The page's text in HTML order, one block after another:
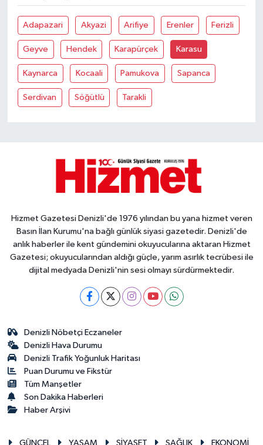
Adapazari Akyazi Arifiye Erenler Ferizli
Geyve Hendek Karapürçek Karasu
Kaynarca Kocaali Pamukova Sapanca
Serdivan Söğütlü Tarakli
Hizmet Gazetesi Denizli'de 1976 yılından bu yana hizmet veren
Basın İlan Kurumu'na bağlı günlük siyasi gazetedir. Denizli'de
anlık haberler ile kent gündemini okuyucularına aktaran Hizmet
Gazetesi; okuyucularından aldığı güçle, yarım asırlık tecrübesi ile
dijital medyada Denizli'nin sesi olmayı sürdürmektedir.
Denizli Nöbetçi Eczaneler
Denizli Hava Durumu
Denizli Trafik Yoğunluk Haritası
Puan Durumu ve Fikstür
Tüm Manşetler
Son Dakika Haberleri
Haber Arşivi
GÜNCEL YAŞAM SİYASET SAĞLIK EKONOMİ